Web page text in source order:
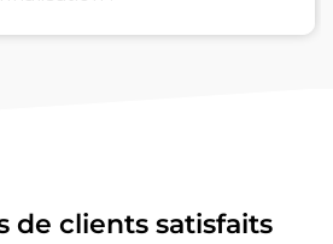
de clients satisfaits